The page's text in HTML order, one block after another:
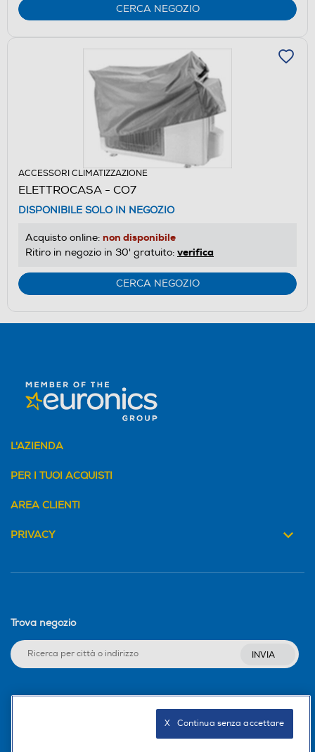
CERCA NEGOZIO
ACCESSORI CLIMATIZZAZIONE
ELETTROCASA - CO7
DISPONIBILE SOLO IN NEGOZIO
Acquisto online: non disponibile
Ritiro in negozio in 30' gratuito: verifica
CERCA NEGOZIO
L'AZIENDA
PER I TUOI ACQUISTI
AREA CLIENTI
PRIVACY
Trova negozio
INVIA
X   Continua senza accettare